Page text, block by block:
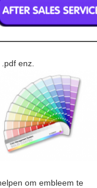
enz.
om embleem te